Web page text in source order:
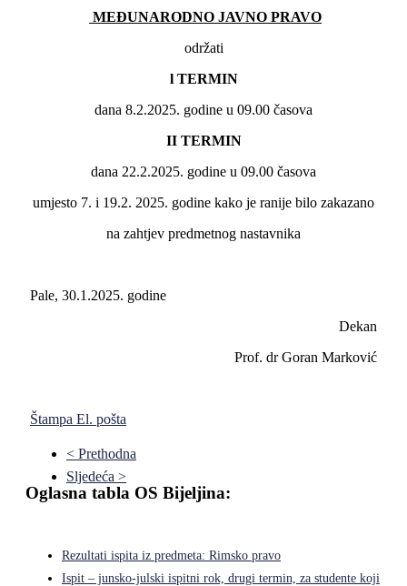
MEĐUNARODNO JAVNO PRAVO
održati
l TERMIN
dana 8.2.2025. godine u 09.00 časova
IITERMIN
dana 22.2.2025. godine u 09.00 časova
umjesto 7. i 19.2. 2025. godine kako je ranije bilo zakazano
na zahtjev predmetnog nastavnika
Pale, 30.1.2025. godine
Dekan
Prof. dr Goran Marković
Štampa El. pošta
< Prethodna
Sljedeća >
Oglasna tabla OS Bijeljina:
Rezultati ispita iz predmeta: Rimsko pravo
Ispit – junsko-julski ispitni rok, drugi termin, za studente koji